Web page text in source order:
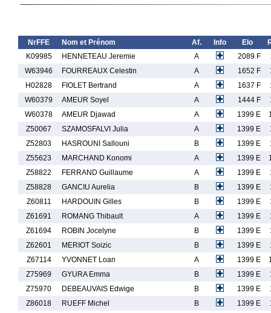
NrFFE Nom et Prénom Af. Info Elo
K09985
HENNETEAU Jeremie A 2089 F
W63946
FOURREAUX Celestin A 1652 F
H02828
FIOLET Bertrand A 1637 F
W60379
AMEUR Soyel A 1444 F
W60378
AMEUR Djawad A 1399 E
Z50067
SZAMOSFALVI Julia A 1399 E
Z52803
HASROUNI Sallouni B 1399 E
Z55623
MARCHAND Konomi A 1399 E
Z58822
FERRAND Guillaume A 1399 E
Z58828
GANCIU Aurelia B 1399 E
Z60811
HARDOUIN Gilles B 1399 E
Z61691
ROMANG Thibault A 1399 E
Z61694
ROBIN Jocelyne B 1399 E
Z62601
MERIOT Soizic B 1399 E
Z67114
YVONNET Loan A 1399 E
Z75969
GYURA Emma B 1399 E
Z75970
DEBEAUVAIS Edwige B 1399 E
Z86018
RUEFF Michel B 1399 E